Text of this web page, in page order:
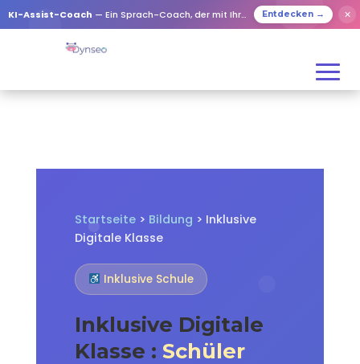
KI-Assist-Coach — Ein Sprach-Coach, der mit Ihren Lieben spielt Entdecken → ✕
Startseite> Bildung > Inklusive
Digitale Klasse
Inklusive Schule
Inklusive Digitale
Klasse : Schüler